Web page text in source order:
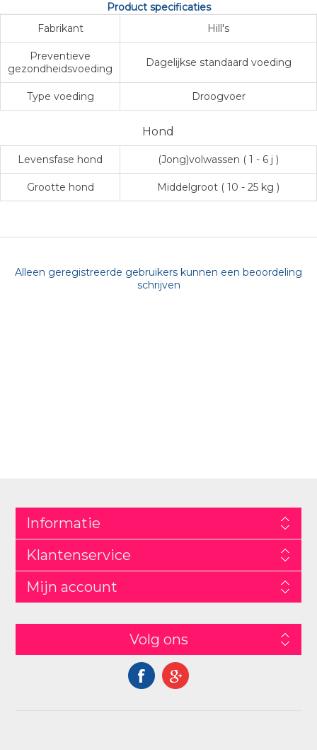
Product specificaties
Fabrikant
Hill's
Preventieve
gezondheidsvoeding
Dagelijkse standaard voeding
Type voeding Droogvoer
Hond
Levensfase hond (Jong)volwassen ( 1 - 6 j )
Grootte hond Middelgroot ( 10 - 25 kg )
Alleen geregistreerde gebruikers kunnen een beoordeling
schrijven
Informatie
Klantenservice
Mijn account
Volg ons